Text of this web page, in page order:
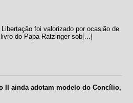
foi valorizado por ocasião de
do Papa Ratzinger sob[...]
II ainda adotam modelo do Concílio,